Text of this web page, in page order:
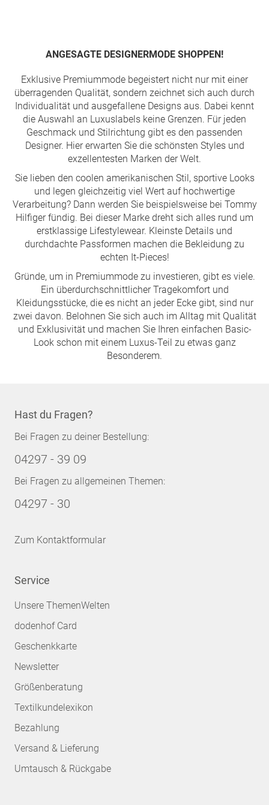
ANGESAGTE DESIGNERMODE SHOPPEN!
Exklusive Premiummode begeistert nicht nur mit einer
überragenden Qualität, sondern zeichnet sich auch durch
Individualität und ausgefallene Designs aus. Dabei kennt
die Auswahl an Luxuslabels keine Grenzen. Für jeden
Geschmack und Stilrichtung gibt es den passenden
Designer. Hier erwarten Sie die schönsten Styles und
exzellentesten Marken der Welt.
Sie lieben den coolen amerikanischen Stil, sportive Looks
und legen gleichzeitig viel Wert auf hochwertige
Verarbeitung? Dann werden Sie beispielsweise bei Tommy
Hilfiger fündig. Bei dieser Marke dreht sich alles rund um
erstklassige Lifestylewear. Kleinste Details und
durchdachte Passformen machen die Bekleidung zu
echten It-Pieces!
Gründe, um in Premiummode zu investieren, gibt es viele.
Ein überdurchschnittlicher Tragekomfort und
Kleidungsstücke, die es nicht an jeder Ecke gibt, sind nur
zwei davon. Belohnen Sie sich auch im Alltag mit Qualität
und Exklusivität und machen Sie Ihren einfachen Basic-
Look schon mit einem Luxus-Teil zu etwas ganz
Besonderem.
Hast du Fragen?
Bei Fragen zu deiner Bestellung:
04297 - 39 09
Bei Fragen zu allgemeinen Themen:
04297 - 30
Zum Kontaktformular
Service
Unsere ThemenWelten
dodenhof Card
Geschenkkarte
Newsletter
Größenberatung
Textilkundelexikon
Bezahlung
Versand & Lieferung
Umtausch & Rückgabe